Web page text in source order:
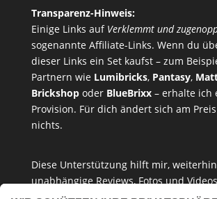
Transparenz-Hinweis:
Einige Links auf Verklemmt und
sogenannte Affiliate-Links. Wenn du
dieser Links ein Set kaufst – zum
Partnern wie Lumibricks, Pantasy,
Brickshopoder BlueBrixx– erhalte ich
Provision. Für dich ändert sich am
nichts.
Diese Unterstützung hilft mir, weiterhin
unabhängige Reviews, Fotos und